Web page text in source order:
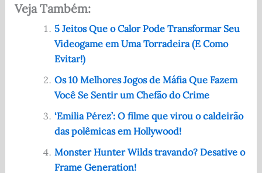
c
e
o
o
k
d
di
t
at
s
A
p
p
te
r
e
Veja Também:
5 Jeitos Que o Calor Pode Transformar Seu
Videogame em Uma Torradeira (E Como
Evitar!)
Os 10 Melhores Jogos de Máfia Que Fazem
Você Se Sentir um Chefão do Crime
‘Emilia Pérez’: O filme que virou o caldeirão
das polêmicas em Hollywood!
Monster Hunter Wilds travando? Desative o
Frame Generation!